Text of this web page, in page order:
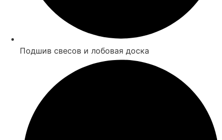
Подшив свесов и лобовая доска